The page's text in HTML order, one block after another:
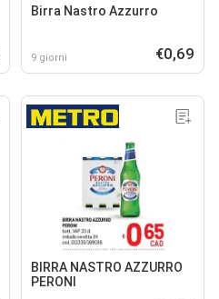
Birra Nastro Azzurro
9 giorni €0,69
BIRRA NASTRO AZZURRO
PERONI